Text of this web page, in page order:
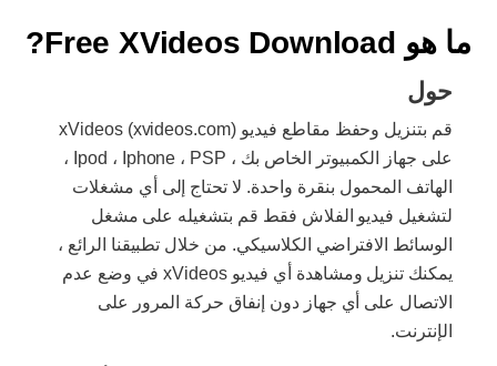
ما هو Free XVideos Download?
حول
قم بتنزيل وحفظ مقاطع فيديو xVideos (xvideos.com)
على جهاز الكمبيوتر الخاص بك ، Ipod ، Iphone ، PSP ،
الهاتف المحمول بنقرة واحدة. لا تحتاج إلى أي مشغلات
لتشغيل فيديو الفلاش فقط قم بتشغيله على مشغل
الوسائط الافتراضي الكلاسيكي. من خلال تطبيقنا الرائع ،
يمكنك تنزيل ومشاهدة أي فيديو xVideos في وضع عدم
الاتصال على أي جهاز دون إنفاق حركة المرور على
الإنترنت.